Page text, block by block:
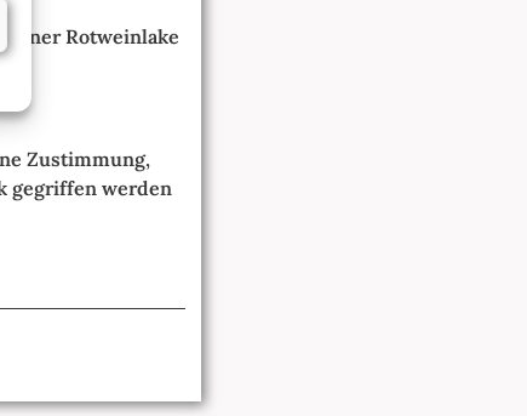
einer Rotweinlake
Zustimmung,
gegriffen werden